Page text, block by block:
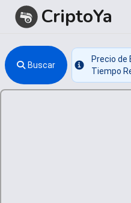
CriptoYa
Buscar
Info
Precio de
Tiempo